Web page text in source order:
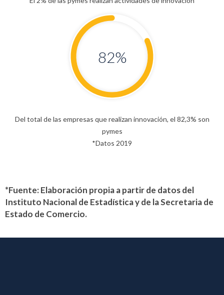
82%
Del total de las empresas que realizan innovación, el 82,3% son
pymes
*Datos 2019
*Fuente: Elaboración propia a partir de datos del
Instituto Nacional de Estadística y de la Secretaria de
Estado de Comercio.